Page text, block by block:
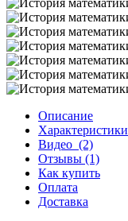
Описание
Характеристики
Видео (2)
Отзывы (1)
Как купить
Оплата
Доставка